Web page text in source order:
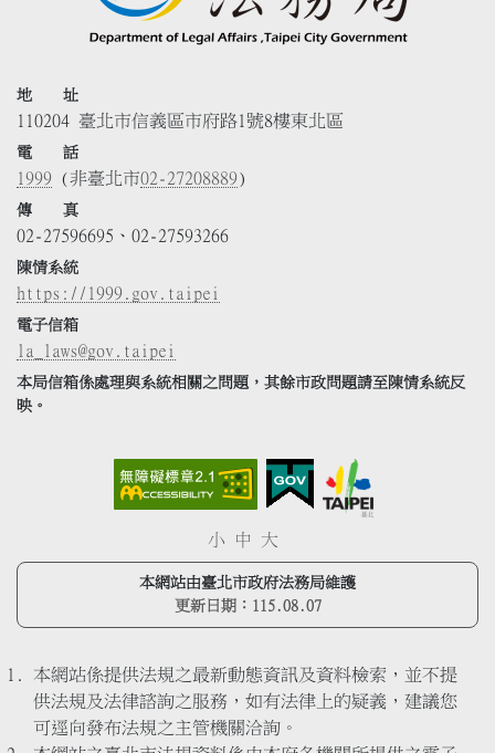
地 址
110204 臺北市信義區市府路1號8樓東北區
電 話
1999 (非臺北市02-27208889)
傳 真
02-27596695、02-27593266
陳情系統
https://1999.gov.taipei
電子信箱
la_laws@gov.taipei
本局信箱係處理與系統相關之問題，其餘市政問題請至陳情系統反
映。
小 中 大
本網站由臺北市政府法務局維護
更新日期： 115.08.07
本網站係提供法規之最新動態資訊及資料檢索，並不提
供法規及法律諮詢之服務，如有法律上的疑義，建議您
可逕向發布法規之主管機關洽詢。